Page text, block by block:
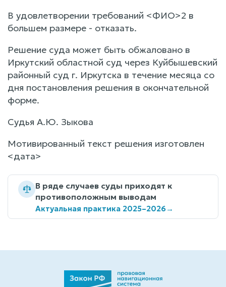
В удовлетворении требований <ФИО>2 в
большем размере - отказать.
Решение суда может быть обжаловано в
Иркутский областной суд через Куйбышевский
районный суд г. Иркутска в течение месяца со
дня постановления решения в окончательной
форме.
Судья А.Ю. Зыкова
Мотивированный текст решения изготовлен
<дата>
В ряде случаев суды приходят к
противоположным выводам
Актуальная практика 2025–2026→